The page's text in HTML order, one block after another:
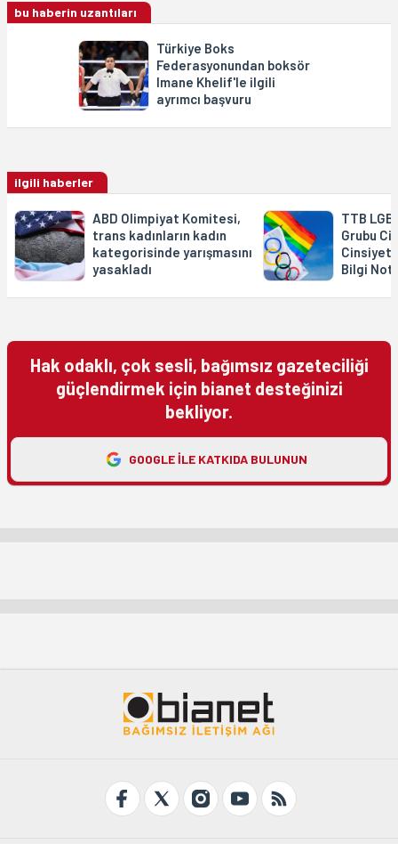
bu haberin uzantıları
Türkiye Boks
Federasyonundan boksör
Imane Khelif'le ilgili
ayrımcı başvuru
ilgili haberler
ABD Olimpiyat Komitesi,
trans kadınların kadın
kategorisinde yarışmasını
yasakladı
TTB
Grubu
Cinsiyet
Bilgi
Hak odaklı, çok sesli, bağımsız gazeteciliği
güçlendirmek için bianet desteğinizi
bekliyor.
GOOGLE ILE KATKIDA BULUNUN